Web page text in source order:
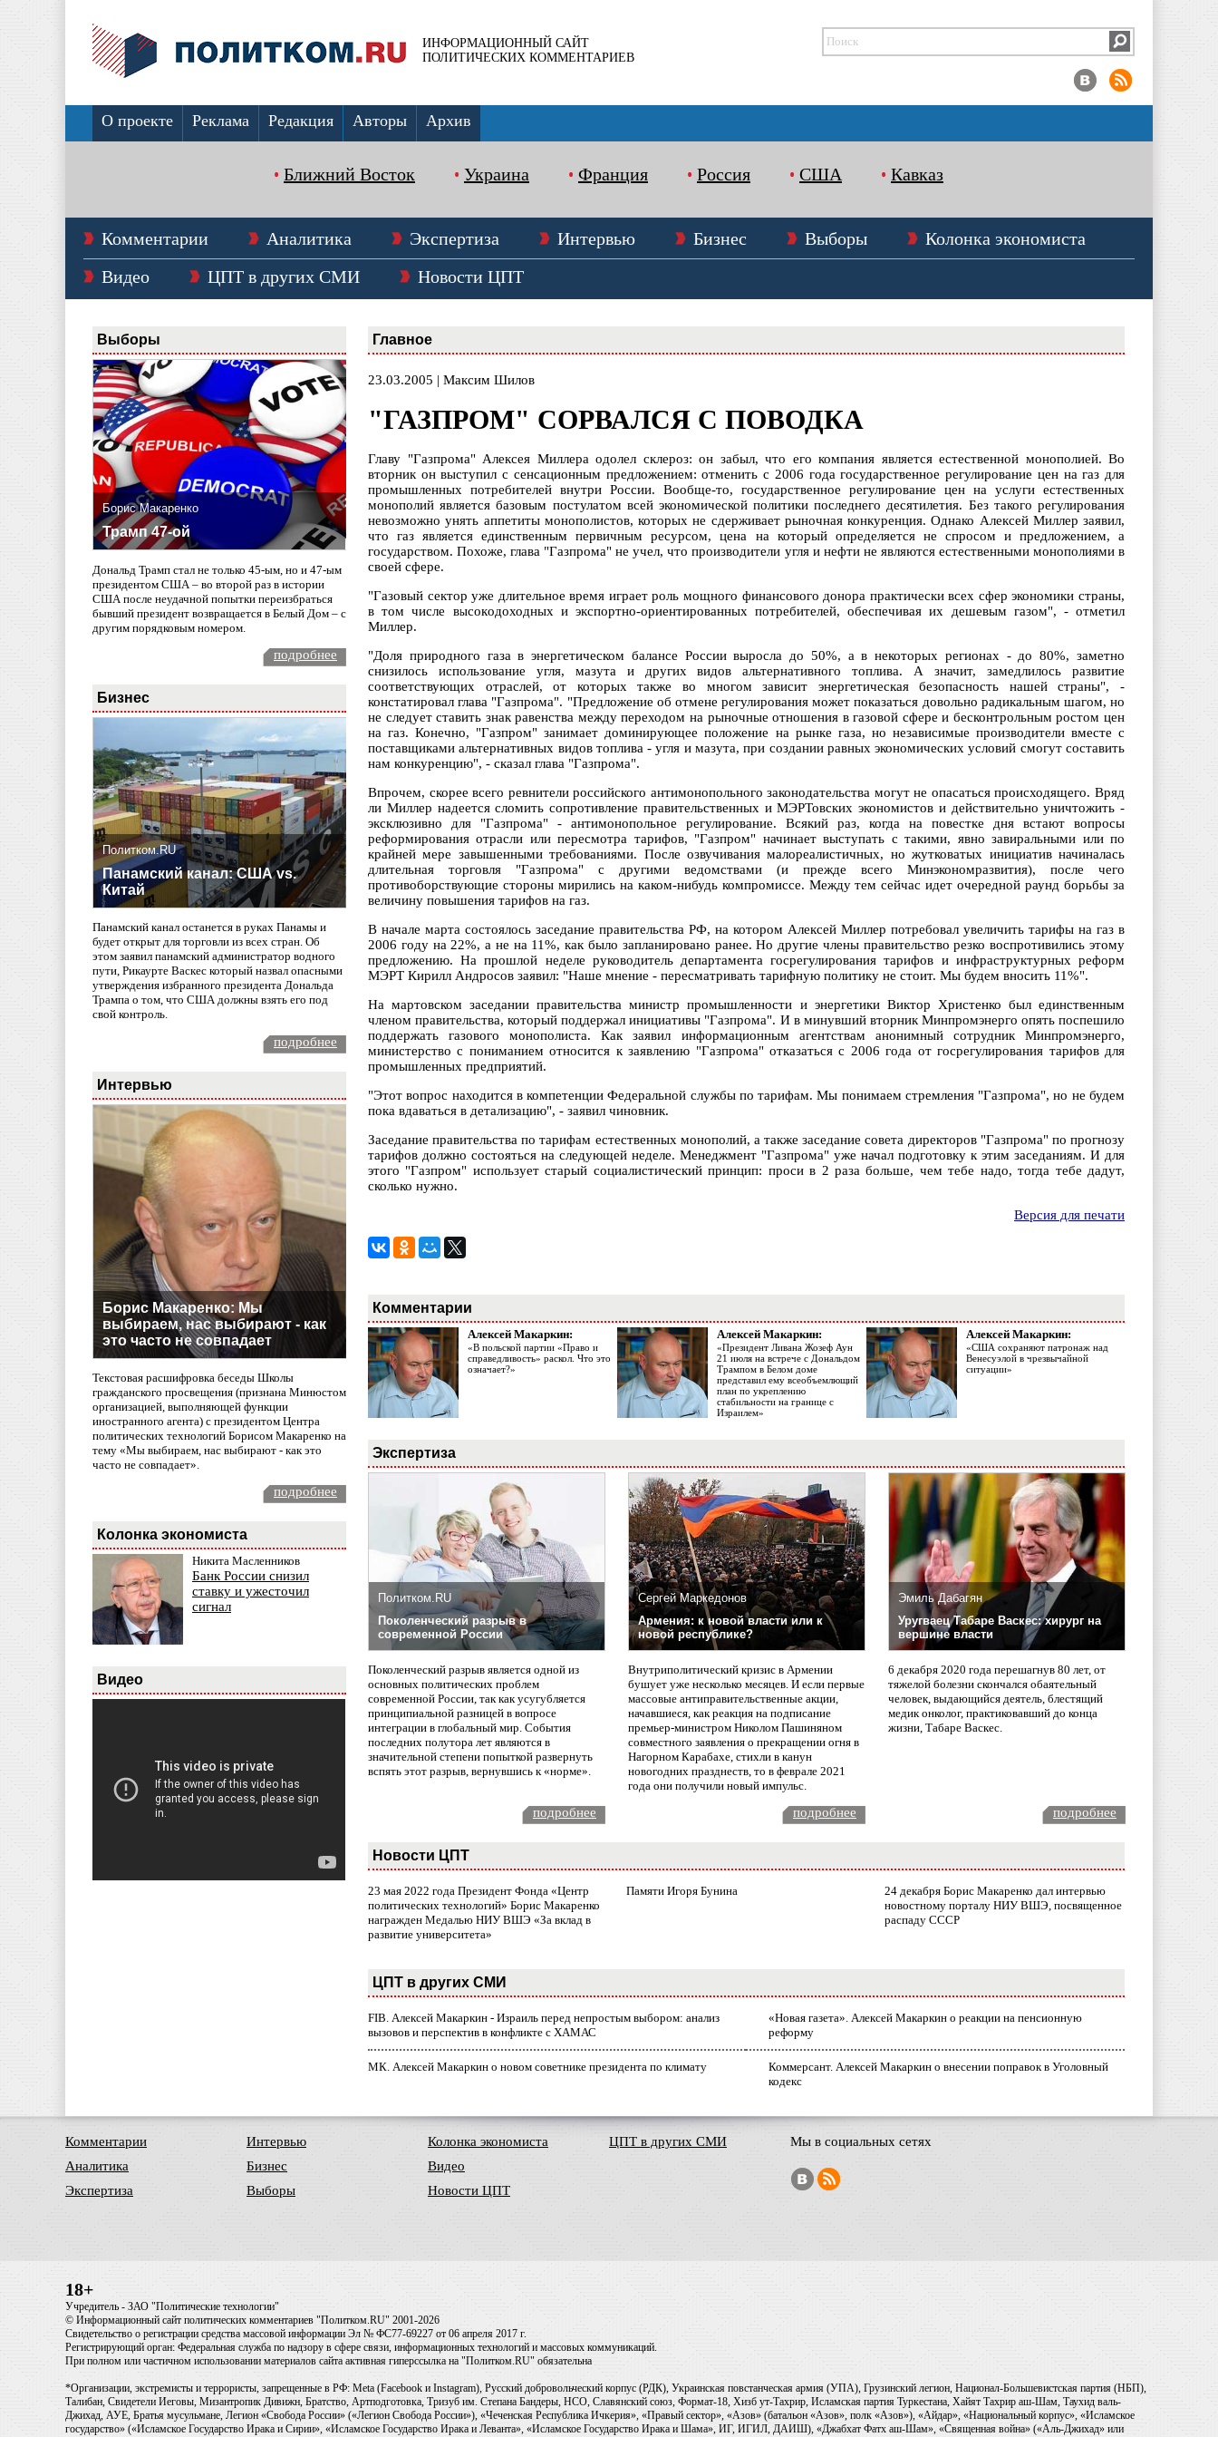
ИНФОРМАЦИОННЫЙ САЙТ
ПОЛИТИЧЕСКИХ КОММЕНТАРИЕВ
О проекте Реклама Редакция Авторы Архив
Ближний Восток Украина Франция Россия США Кавказ
Комментарии Аналитика Экспертиза Интервью Бизнес Выборы
Колонка экономиста
Видео
ЦПТ в других СМИ Новости ЦПТ
Выборы
Борис Макаренко
Трамп 47-ой
Дональд Трамп стал не только 45-ым, но и 47-ым
президентом США – во второй раз в истории
США после неудачной попытки переизбраться
бывший президент возвращается в Белый Дом – с
другим порядковым номером.
подробнее
Бизнес
Политком.RU
Панамский канал: США vs.
Китай
Панамский канал останется в руках Панамы и
будет открыт для торговли из всех стран. Об
этом заявил панамский администратор водного
пути, Рикаурте Васкес который назвал опасными
утверждения избранного президента Дональда
Трампа о том, что США должны взять его под
свой контроль.
подробнее
Интервью
Борис Макаренко: Мы
выбираем, нас выбирают - как
это часто не совпадает
Текстовая расшифровка беседы Школы
гражданского просвещения (признана Минюстом
организацией, выполняющей функции
иностранного агента) с президентом Центра
политических технологий Борисом Макаренко на
тему «Мы выбираем, нас выбирают - как это
часто не совпадает».
подробнее
Колонка экономиста
Никита Масленников
Банк России снизил
ставку и ужесточил
сигнал
Видео
Главное
23.03.2005 | Максим Шилов
"ГАЗПРОМ" СОРВАЛСЯ С ПОВОДКА
Главу "Газпрома" Алексея Миллера одолел склероз: он забыл, что его компания является естественной монополией. Во
вторник он выступил с сенсационным предложением: отменить с 2006 года государственное регулирование цен на газ для
промышленных потребителей внутри России. Вообще-то, государственное регулирование цен на услуги естественных
монополий является базовым постулатом всей экономической политики последнего десятилетия. Без такого регулирования
невозможно унять аппетиты монополистов, которых не сдерживает рыночная конкуренция. Однако Алексей Миллер заявил,
что газ является единственным первичным ресурсом, цена на который определяется не спросом и предложением, а
государством. Похоже, глава "Газпрома" не учел, что производители угля и нефти не являются естественными монополиями в
своей сфере.
"Газовый сектор уже длительное время играет роль мощного финансового донора практически всех сфер экономики страны,
в том числе высокодоходных и экспортно-ориентированных потребителей, обеспечивая их дешевым газом", - отметил
Миллер.
"Доля природного газа в энергетическом балансе России выросла до 50%, а в некоторых регионах - до 80%, заметно
снизилось использование угля, мазута и других видов альтернативного топлива. А значит, замедлилось развитие
соответствующих отраслей, от которых также во многом зависит энергетическая безопасность нашей страны", -
констатировал глава "Газпрома". "Предложение об отмене регулирования может показаться довольно радикальным шагом, но
не следует ставить знак равенства между переходом на рыночные отношения в газовой сфере и бесконтрольным ростом цен
на газ. Конечно, "Газпром" занимает доминирующее положение на рынке газа, но независимые производители вместе с
поставщиками альтернативных видов топлива - угля и мазута, при создании равных экономических условий смогут составить
нам конкуренцию", - сказал глава "Газпрома".
Впрочем, скорее всего ревнители российского антимонопольного законодательства могут не опасаться происходящего. Вряд
ли Миллер надеется сломить сопротивление правительственных и МЭРТовских экономистов и действительно уничтожить -
эксклюзивно для "Газпрома" - антимонопольное регулирование. Всякий раз, когда на повестке дня встают вопросы
реформирования отрасли или пересмотра тарифов, "Газпром" начинает выступать с такими, явно завиральными или по
крайней мере завышенными требованиями. После озвучивания малореалистичных, но жутковатых инициатив начиналась
длительная торговля "Газпрома" с другими ведомствами (и прежде всего Минэкономразвития), после чего
противоборствующие стороны мирились на каком-нибудь компромиссе. Между тем сейчас идет очередной раунд борьбы за
величину повышения тарифов на газ.
В начале марта состоялось заседание правительства РФ, на котором Алексей Миллер потребовал увеличить тарифы на газ в
2006 году на 22%, а не на 11%, как было запланировано ранее. Но другие члены правительство резко воспротивились этому
предложению. На прошлой неделе руководитель департамента госрегулирования тарифов и инфраструктурных реформ
МЭРТ Кирилл Андросов заявил: "Наше мнение - пересматривать тарифную политику не стоит. Мы будем вносить 11%".
На мартовском заседании правительства министр промышленности и энергетики Виктор Христенко был единственным
членом правительства, который поддержал инициативы "Газпрома". И в минувший вторник Минпромэнерго опять поспешило
поддержать газового монополиста. Как заявил информационным агентствам анонимный сотрудник Минпромэнерго,
министерство с пониманием относится к заявлению "Газпрома" отказаться с 2006 года от госрегулирования тарифов для
промышленных предприятий.
"Этот вопрос находится в компетенции Федеральной службы по тарифам. Мы понимаем стремления "Газпрома", но не будем
пока вдаваться в детализацию", - заявил чиновник.
Заседание правительства по тарифам естественных монополий, а также заседание совета директоров "Газпрома" по прогнозу
тарифов должно состояться на следующей неделе. Менеджмент "Газпрома" уже начал подготовку к этим заседаниям. И для
этого "Газпром" использует старый социалистический принцип: проси в 2 раза больше, чем тебе надо, тогда тебе дадут,
сколько нужно.
Версия для печати
Комментарии
Алексей Макаркин:
«В польской партии «Право и
справедливость» раскол. Что это
означает?»
Алексей Макаркин:
«Президент Ливана Жозеф Аун
21 июля на встрече с Дональдом
Трампом в Белом доме
представил ему всеобъемлющий
план по укреплению
стабильности на границе с
Израилем»
Алексей Макаркин:
«США сохраняют патронаж над
Венесуэлой в чрезвычайной
ситуации»
Экспертиза
Политком.RU
Поколенческий разрыв в
современной России
Поколенческий разрыв является одной из
основных политических проблем
современной России, так как усугубляется
принципиальной разницей в вопросе
интеграции в глобальный мир. События
последних полутора лет являются в
значительной степени попыткой развернуть
вспять этот разрыв, вернувшись к «норме».
Сергей Маркедонов
Армения: к новой власти или к
новой республике?
Внутриполитический кризис в Армении
бушует уже несколько месяцев. И если первые
массовые антиправительственные акции,
начавшиеся, как реакция на подписание
премьер-министром Николом Пашиняном
совместного заявления о прекращении огня в
Нагорном Карабахе, стихли в канун
новогодних празднеств, то в феврале 2021
года они получили новый импульс.
Эмиль Дабагян
Уругваец Табаре Васкес: хирург на
вершине власти
6 декабря 2020 года перешагнув 80 лет, от
тяжелой болезни скончался обаятельный
человек, выдающийся деятель, блестящий
медик онколог, практиковавший до конца
жизни, Табаре Васкес.
подробнее подробнее подробнее
Новости ЦПТ
23 мая 2022 года Президент Фонда «Центр
политических технологий» Борис Макаренко
награжден Медалью НИУ ВШЭ «За вклад в
развитие университета»
Памяти Игоря Бунина
24 декабря Борис Макаренко дал интервью
новостному порталу НИУ ВШЭ, посвященное
распаду СССР
ЦПТ в других СМИ
FIB. Алексей Макаркин - Израиль перед непростым выбором: анализ
вызовов и перспектив в конфликте с ХАМАС
«Новая газета». Алексей Макаркин о реакции на пенсионную
реформу
МК. Алексей Макаркин о новом советнике президента по климату
Коммерсант. Алексей Макаркин о внесении поправок в Уголовный
кодекс
Комментарии
Аналитика
Экспертиза
Интервью
Бизнес
Выборы
Колонка экономиста
Видео
Новости ЦПТ
ЦПТ в других СМИ Мы в социальных сетях
18+
Учредитель - ЗАО "Политические технологии"
© Информационный сайт политических комментариев "Политком.RU" 2001-2026
Свидетельство о регистрации средства массовой информации Эл № ФС77-69227 от 06 апреля 2017 г.
Регистрирующий орган: Федеральная служба по надзору в сфере связи, информационных технологий и массовых коммуникаций.
При полном или частичном использовании материалов сайта активная гиперссылка на "Политком.RU" обязательна
*Организации, экстремисты и террористы, запрещенные в РФ: Meta (Facebook и Instagram), Русский добровольческий корпус (РДК), Украинская повстанческая армия (УПА), Грузинский легион, Национал-Большевистская партия (НБП),
Талибан, Свидетели Иеговы, Мизантропик Дивижн, Братство, Артподготовка, Тризуб им. Степана Бандеры, НСО, Славянский союз, Формат-18, Хизб ут-Тахрир, Исламская партия Туркестана, Хайят Тахрир аш-Шам, Таухид валь-
Джихад, АУЕ, Братья мусульмане, Легион «Свобода России» («Легион Свобода России»), «Чеченская Республика Ичкерия», «Правый сектор», «Азов» (батальон «Азов», полк «Азов»), «Айдар», «Национальный корпус», «Исламское
государство» («Исламское Государство Ирака и Сирии», «Исламское Государство Ирака и Леванта», «Исламское Государство Ирака и Шама», ИГ, ИГИЛ, ДАИШ), «Джабхат Фатх аш-Шам», «Священная война» («Аль-Джихад» или